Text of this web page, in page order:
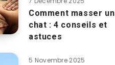
Comment masser un
chat : 4 conseils et
astuces
5 Novembre 2025